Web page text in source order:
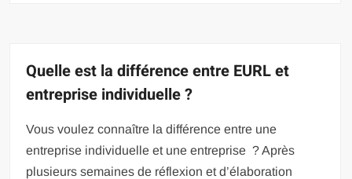
Quelle est la différence entre EURL et
entreprise individuelle ?
Vous voulez connaître la différence entre une
entreprise individuelle et une entreprise ? Après
plusieurs semaines de réflexion et d’élaboration